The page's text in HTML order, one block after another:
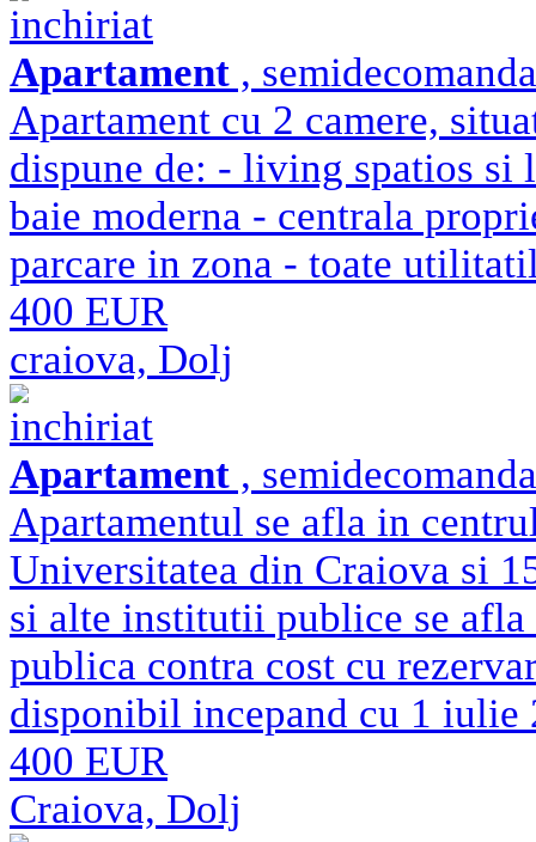
inchiriat
Apartament ,
Apartament cu 2 camere,
dispune de: - living spatios
baie moderna - centrala
parcare in zona - toate
400 EUR
craiova, Dolj
inchiriat
Apartament ,
Apartamentul se afla in
Universitatea din Craiova si
si alte institutii publice se afla
publica contra cost cu
disponibil incepand cu 1 iulie
400 EUR
Craiova, Dolj